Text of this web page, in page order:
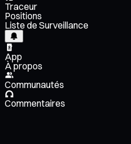
Traceur
Positions
Liste de Surveillance
App
À propos
Communautés
Commentaires